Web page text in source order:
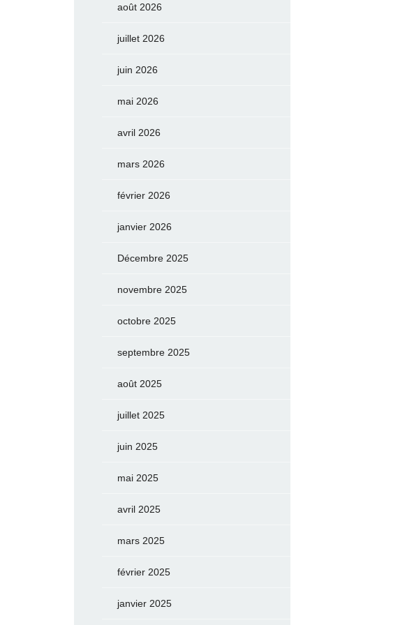
août 2026
juillet 2026
juin 2026
mai 2026
avril 2026
mars 2026
février 2026
janvier 2026
Décembre 2025
novembre 2025
octobre 2025
septembre 2025
août 2025
juillet 2025
juin 2025
mai 2025
avril 2025
mars 2025
février 2025
janvier 2025